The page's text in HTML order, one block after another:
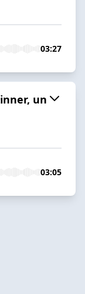
03:27
un
03:05